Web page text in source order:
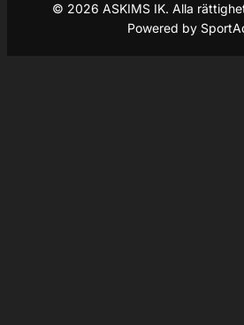
© 2026 ASKIMS IK. Alla
Powered by